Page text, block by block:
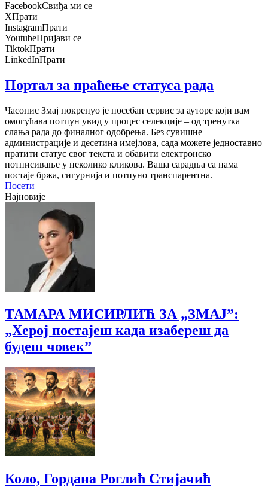
FacebookСвиђа ми се
XПрати
InstagramПрати
YoutubeПријави се
TiktokПрати
LinkedInПрати
Портал за праћење статуса рада
Часопис Змај покренуо је посебан сервис за ауторе који вам
омогућава потпун увид у процес селекције – од тренутка
слања рада до финалног одобрења. Без сувишне
администрације и десетина имејлова, сада можете једноставно
пратити статус свог текста и обавити електронско
потписивање у неколико кликова. Ваша сарадња са нама
постаје бржа, сигурнија и потпуно транспарентна.
Посети
Најновије
ТАМАРА МИСИРЛИЋ ЗА „ЗМАЈ”:
„Херој постајеш када изабереш да
будеш човек”
Коло, Гордана Роглић Стијачић